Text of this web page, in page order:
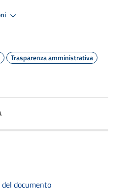
Trasparenza amministrativa
documento